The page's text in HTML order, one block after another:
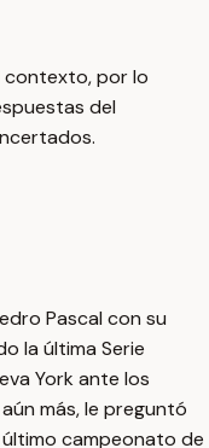
contexto, por lo
del
Pascal con su
la última Serie
York ante los
más, le preguntó
campeonato de